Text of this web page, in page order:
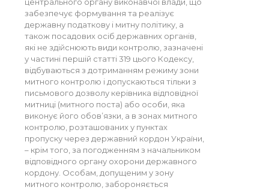
центрального органу виконавчої влади, що
забезпечує формування та реалізує
державну податкову і митну політику, а
також посадових осіб державних органів,
які не здійснюють види контролю, зазначені
у частині першій статті 319 цього Кодексу,
відбуваються з дотриманням режиму зони
митного контролю і допускаються тільки з
письмового дозволу керівника відповідної
митниці (митного поста) або особи, яка
виконує його обов’язки, а в зонах митного
контролю, розташованих у пунктах
пропуску через державний кордон України,
– крім того, за погодженням з начальником
відповідного органу охорони державного
кордону. Особам, допущеним у зону
митного контролю, забороняється